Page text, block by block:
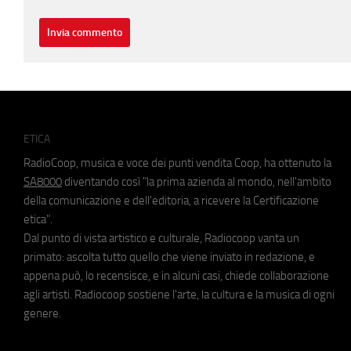
ETICA
RadioCoop, musica e voce dei punti vendita Coop, ha ottenuto la
SA8000 diventando così "la prima azienda al mondo, nell'ambito
della comunicazione e dell'editoria, a ricevere la Certificazione
etica".
Dal punto di vista artistico e culturale, Radiocoop vanta un
primato: ascolta tutto quello che viene inviato in redazione, e
appena può, lo recensisce, e in alcuni casi, chiede collaborazione
agli artisti. Radiocoop sostiene l'arte, la cultura e la musica di ogni
genere.